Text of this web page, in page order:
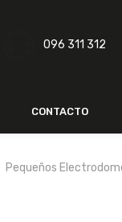
096 311 312
CONTACTO
Pequeños